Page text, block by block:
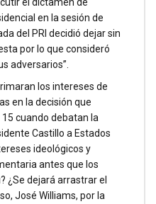
en la sesión de
del PRI decidió dejar sin
por lo que consideró
adversarios”.
los intereses de
en la decisión que
cuando debatan la
Castillo a Estados
ideológicos y
antes que los
¿Se dejará arrastrar el
José Williams, por la